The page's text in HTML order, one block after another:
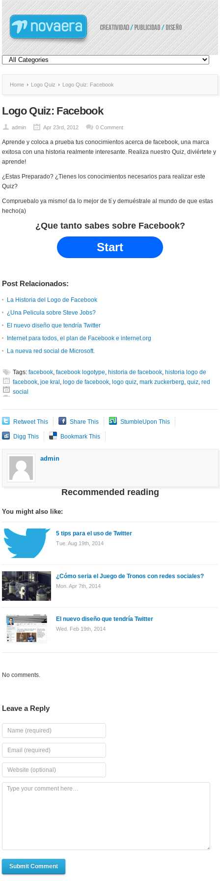
Home Logo Quiz Logo Quiz: Facebook
Logo Quiz: Facebook
admin Apr 23rd, 2012 0 Comment
Aprende y coloca a prueba tus conocimientos acerca de facebook, una marca
exitosa con una historia realmente interesante. Realiza nuestro Quiz, diviértete y
aprende!
¿Estas Preparado? ¿Tienes los conocimientos necesarios para realizar este
Quiz?
Compruebalo ya mismo! da lo mejor de tí y demuéstrale al mundo de que estas
hecho(a)
¿Que tanto sabes sobre Facebook?
Start
Post Relacionados:
La Historia del Logo de Facebook
¿Una Pelicula sobre Steve Jobs?
El nuevo diseño que tendría Twitter
Internet para todos, el plan de Facebook e internet.org
La nueva red social de Microsoft.
Tags: facebook,facebook logotype, historia de facebook, historia logo de
facebook,joe kral , logo de facebook, logo quiz,mark zuckerberg,quiz,red
social
Retweet This Share This StumbleUpon This
Digg This Bookmark This
admin
Recommended reading
You might also like:
5 tips para el uso de Twitter
Tue. Aug 19th, 2014
¿Cómo seria el Juego de Tronos con redes sociales?
Mon. Apr 7th, 2014
El nuevo diseño que tendría Twitter
Wed. Feb 19th, 2014
No comments.
Leave a Reply
Submit Comment